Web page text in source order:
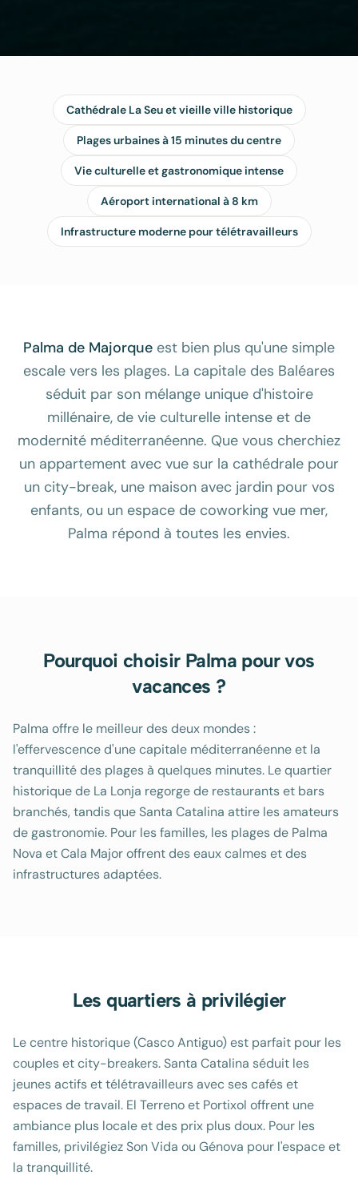
Cathédrale La Seu et vieille ville historique
Plages urbaines à 15 minutes du centre
Vie culturelle et gastronomique intense
Aéroport international à 8 km
Infrastructure moderne pour télétravailleurs
Palma de Majorque est bien plus qu'une simple
escale vers les plages. La capitale des Baléares
séduit par son mélange unique d'histoire
millénaire, de vie culturelle intense et de
modernité méditerranéenne. Que vous cherchiez
un appartement avec vue sur la cathédrale pour
un city-break, une maison avec jardin pour vos
enfants, ou un espace de coworking vue mer,
Palma répond à toutes les envies.
Pourquoi choisir Palma pour vos
vacances ?
Palma offre le meilleur des deux mondes :
l'effervescence d'une capitale méditerranéenne et la
tranquillité des plages à quelques minutes. Le quartier
historique de La Lonja regorge de restaurants et bars
branchés, tandis que Santa Catalina attire les amateurs
de gastronomie. Pour les familles, les plages de Palma
Nova et Cala Major offrent des eaux calmes et des
infrastructures adaptées.
Les quartiers à privilégier
Le centre historique (Casco Antiguo) est parfait pour les
couples et city-breakers. Santa Catalina séduit les
jeunes actifs et télétravailleurs avec ses cafés et
espaces de travail. El Terreno et Portixol offrent une
ambiance plus locale et des prix plus doux. Pour les
familles, privilégiez Son Vida ou Génova pour l'espace et
la tranquillité.